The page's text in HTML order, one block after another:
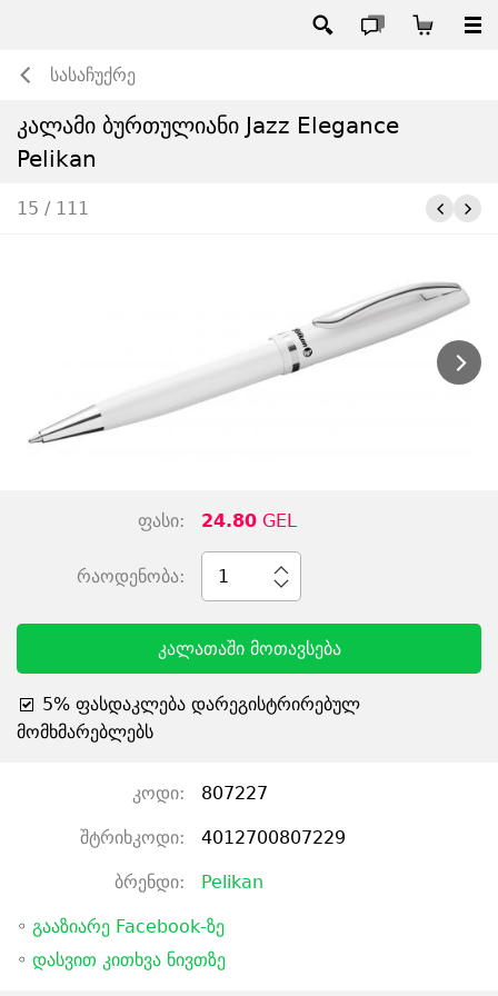
სასაჩუქრე
კალამი ბურთულიანი Jazz Elegance
Pelikan
15 / 111
ფასი: 24.80GEL
რაოდენობა: 1
კალათაში მოთავსება
5% ფასდაკლება დარეგისტრირებულ
მომხმარებლებს
კოდი: 807227
შტრიხკოდი: 4012700807229
ბრენდი: Pelikan
◦ გააზიარე Facebook-ზე
◦ დასვით კითხვა ნივთზე